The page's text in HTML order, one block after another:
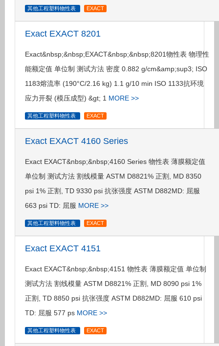
其他工程塑料物性表 EXACT
Exact EXACT 8201
Exact&nbsp;&nbsp;EXACT&nbsp;&nbsp;8201物性表 物理性
能额定值 单位制 测试方法 密度 0.882 g/cm&amp;sup3; ISO
1183熔流率 (190°C/2.16 kg) 1.1 g/10 min ISO 1133抗环境
应力开裂 (模压成型) &gt; 1 MORE >>
其他工程塑料物性表 EXACT
Exact EXACT 4160 Series
Exact EXACT&nbsp;&nbsp;4160 Series 物性表 薄膜额定值
单位制 测试方法 割线模量 ASTM D8821% 正割, MD 8350
psi 1% 正割, TD 9330 psi 抗张强度 ASTM D882MD: 屈服
663 psi TD: 屈服 MORE >>
其他工程塑料物性表 EXACT
Exact EXACT 4151
Exact EXACT&nbsp;&nbsp;4151 物性表 薄膜额定值 单位制
测试方法 割线模量 ASTM D8821% 正割, MD 8090 psi 1%
正割, TD 8850 psi 抗张强度 ASTM D882MD: 屈服 610 psi
TD: 屈服 577 ps MORE >>
其他工程塑料物性表 EXACT